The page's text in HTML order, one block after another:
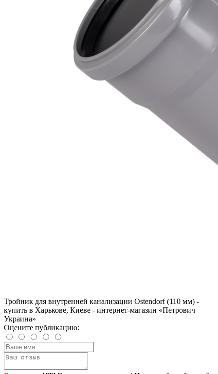
Тройник для внутренней канализации Ostendorf (110 мм) -
купить в Харькове, Киеве - интернет-магазин «Петрович
Украина»
Оцените публикацию: